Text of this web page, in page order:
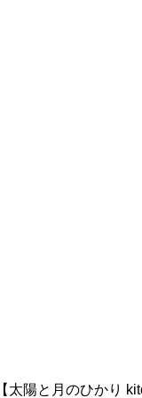
【太陽と月のひかり